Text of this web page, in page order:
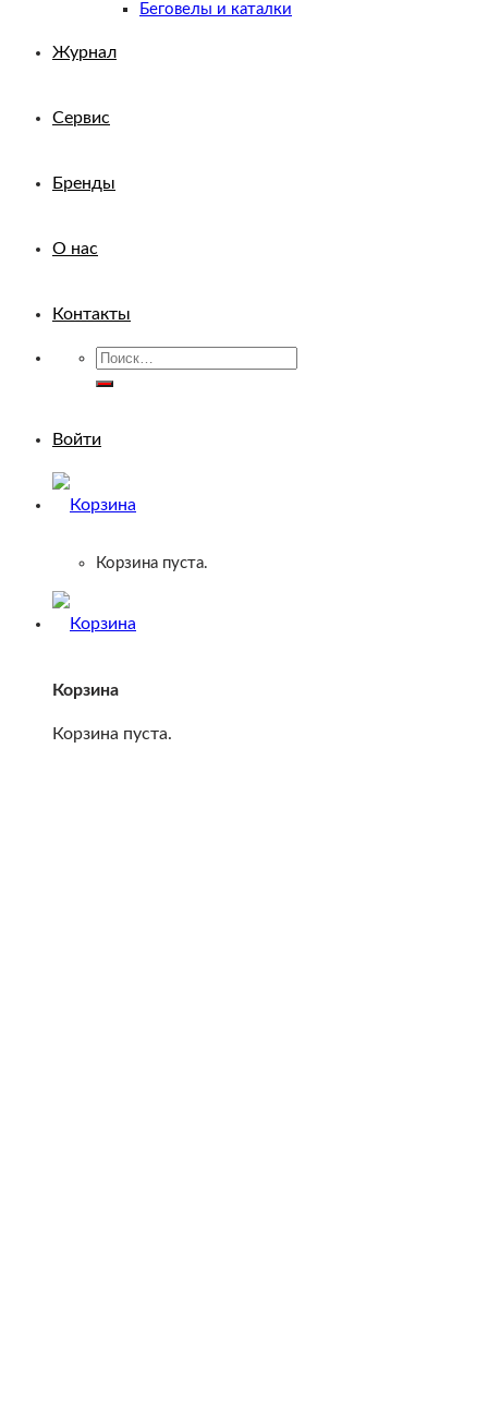
Беговелы и каталки
Журнал
Сервис
Бренды
О нас
Контакты
Искать:
Войти
Корзина пуста.
Корзина
Корзина пуста.